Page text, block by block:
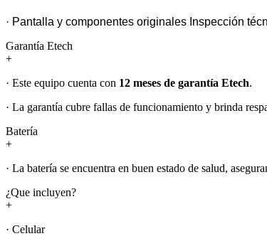
· Pantalla y componentes originales Inspección
Garantía Etech
+
· Este equipo cuenta con 12 meses de garantía Etech.
· La garantía cubre fallas de funcionamiento y brinda
Batería
+
· La batería se encuentra en buen estado de salud,
¿Que incluyen?
+
· Celular